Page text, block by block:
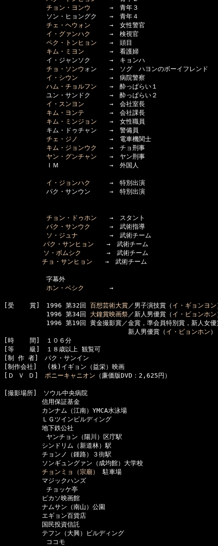
チョン・ヨンウ
→　青年３
      　　　ソン・ヒョングク　　→　青年４
チェ・ヘウォン →　女性警官
イ・グァンハク
→　検視官
ペク・トンヒョン →　頭目
キム・ミヨン →　看護婦
      　　　イ・ジャンソク　　　→　キョンハ
チョ・ソンウ ォン　　→　ソグ　ハヨンのボーイフレンド
イ・シウン →　病院警察
ハム・チョルフン →　酔っぱらい１
      　　　ユン・サンドク　　　→　酔っぱらい２
イ・スンヨン →　会社室長
キム・ヨンテ →　会社課長
キム・ミンジョン →　女性職員
      　　　キム・ドゥチャン　　→　警備員
チェ・ジノ
→　電車機関士
キム・ジョンウク
→　チョ刑事
ヤン・グンチャン →　ヤン刑事
      　　　ＩＭ　　　　　　　　→　外国人
イ・ジョンハク
→　特別出演
      　　　パク・サンウン　　　→　特別出演
チョン・ドゥホン →　スタント
パク・サンウク
→　武術指導
ソ・ジュナ →　武術チーム
パク・サンヒョン →　武術チーム
ソ・ボムシク
→　武術チーム
チョ・サンヒョン →　武術チーム
      　　　字幕外
ホン・ベシク
→
[受    賞]　1996 第32回 百想芸術大賞／男子演技賞（ イ・ギョンヨン
      　　　1996 第34回
大鐘賞映画祭／新人男優賞（ イ・ビョンホン
　　　1996 第19回 黄金撮影賞／金賞，準会員特別賞，新人女優
      　　　     　  　 　　　　　　新人男優賞（
イ・ビョンホン ）
[時    間]　１０６分
[等    級]　１８歳以上 観覧可
[制 作 者]　パク・サンイン
[制作会社]　 (株)イギョン（益栄）映画
[Ｄ Ｖ Ｄ] ポニーキャニオン （廉価版DVD：2,625円）
[撮影場所]　ソウル中央病院
信用保証基金
カンナム（江南）YMCA水泳場
ＬＧツインビルディング
地下鉄公社
      　　　ヤンチョン（陽川）区庁駅
シンドリム（新道林）駅
チョンノ（鍾路）３街駅
ソンギュングァン（成均館）大学校
チョンミョ（宗廟）
駐車場
マジックハンズ
      　　　チョッケ亭
ピカソ映画館
ナムサン（南山）公園
エギョン百貨店
国民投資信託
テフン（大興）ビルディング
      　　　ココモ